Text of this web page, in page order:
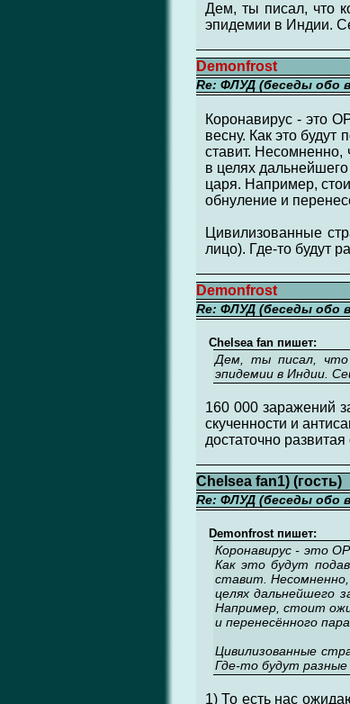
Дем, ты писал, что
эпидемии в Индии.
Demonfrost
Re: ФЛУД (беседы обо
Коронавирус - это
весну. Как это будут
ставит. Несомненно,
в целях
царя. Например,
обнуление и
Цивилизованные
лицо). Где-то будут
Demonfrost
Re: ФЛУД (беседы обо
Chelsea fan пишет:
Дем, ты писал, что
эпидемии в Индии.
160 000 заражений
скученности и
достаточно развитая
Chelsea fan1) (гость)
Re: ФЛУД (беседы обо
Demonfrost пишет:
Коронавирус - это
Как это будут
ставит.
целях дальнейшего
Например, стоит
и перенесённого
Цивилизованные
Где-то будут
1) То есть нас